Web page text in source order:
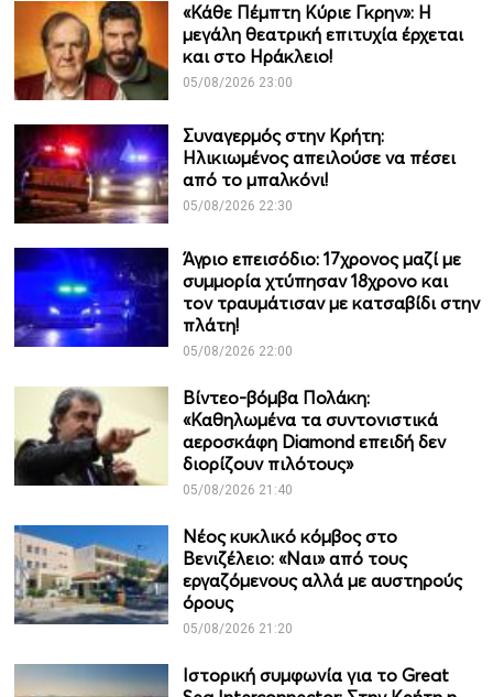
«Κάθε Πέμπτη Κύριε Γκρην»: Η
μεγάλη θεατρική επιτυχία έρχεται
και στο Ηράκλειο!
05/08/2026 23:00
Συναγερμός στην Κρήτη:
Ηλικιωμένος απειλούσε να πέσει
από το μπαλκόνι!
05/08/2026 22:30
Άγριο επεισόδιο: 17χρονος μαζί με
συμμορία χτύπησαν 18χρονο και
τον τραυμάτισαν με κατσαβίδι στην
πλάτη!
05/08/2026 22:00
Βίντεο-βόμβα Πολάκη:
«Καθηλωμένα τα συντονιστικά
αεροσκάφη Diamond επειδή δεν
διορίζουν πιλότους»
05/08/2026 21:40
Νέος κυκλικό κόμβος στο
Βενιζέλειο: «Ναι» από τους
εργαζόμενους αλλά με αυστηρούς
όρους
05/08/2026 21:20
Ιστορική συμφωνία για το Great